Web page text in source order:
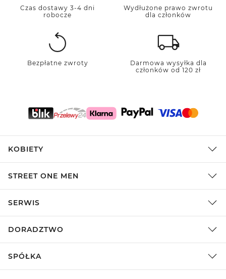
Czas dostawy 3-4 dni
robocze
Wydłużone prawo zwrotu
dla członków
Bezpłatne zwroty
Darmowa wysyłka dla
członków od 120 zł
KOBIETY
STREET ONE MEN
SERWIS
DORADZTWO
SPÓŁKA